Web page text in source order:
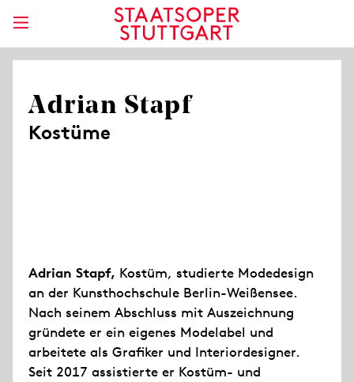
Adrian Stapf
Kostüme
Adrian Stapf, Kostüm, studierte Modedesign
an der Kunsthochschule Berlin-Weißensee.
Nach seinem Abschluss mit Auszeichnung
gründete er ein eigenes Modelabel und
arbeitete als Grafiker und Interiordesigner.
Seit 2017 assistierte er Kostüm- und